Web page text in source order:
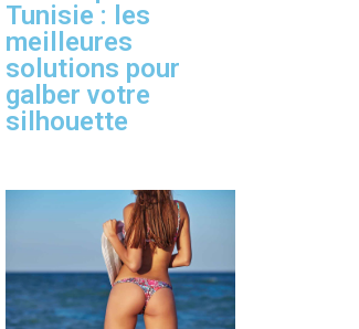
Tunisie : les
meilleures
solutions pour
galber votre
silhouette